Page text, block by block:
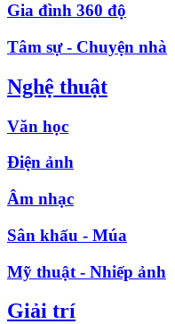
Gia đình 360 độ
Tâm sự - Chuyện nhà
Nghệ thuật
Văn học
Điện ảnh
Âm nhạc
Sân khấu - Múa
Mỹ thuật - Nhiếp ảnh
Giải trí